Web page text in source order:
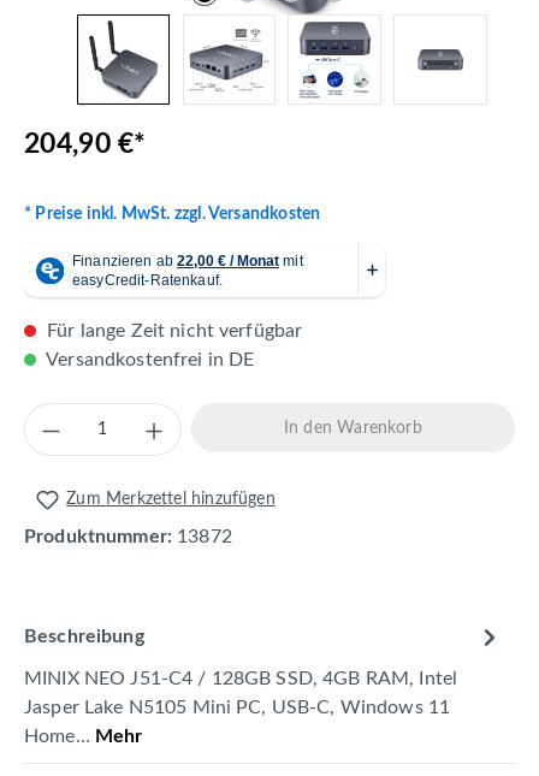
204,90 €*
* Preise inkl. MwSt. zzgl. Versandkosten
Für lange Zeit nicht verfügbar
Versandkostenfrei in DE
Produkt Anzahl: Gib den gewünschten
In den Warenkorb
Zum Merkzettel hinzufügen
Produktnummer: 13872
Beschreibung
MINIX NEO J51-C4 / 128GB SSD, 4GB RAM, Intel
Jasper Lake N5105 Mini PC, USB-C, Windows 11
Home… Mehr